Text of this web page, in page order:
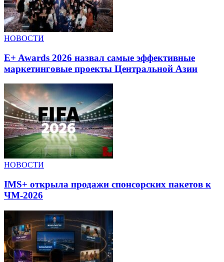
НОВОСТИ
E+ Awards 2026 назвал самые эффективные
маркетинговые проекты Центральной Азии
НОВОСТИ
IMS+ открыла продажи спонсорских пакетов к
ЧМ-2026